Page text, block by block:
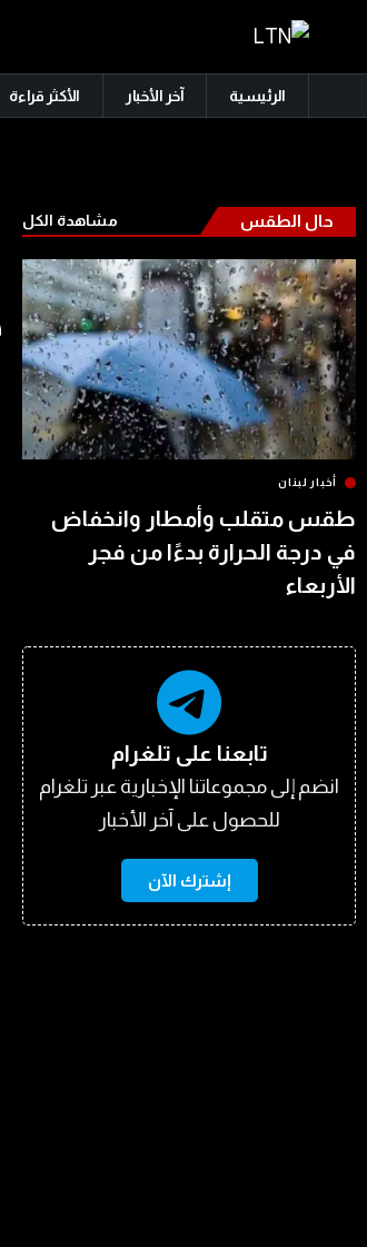
الرئيسية آخر الأخبار الأكثر قراءة
حال الطقس مشاهدة الكل
أخبار لبنان
طقس متقلب وأمطار وانخفاض
في درجة الحرارة بدءًا من فجر
الأربعاء
تابعنا على تلغرام
انضم إلى مجموعاتنا الإخبارية عبر تلغرام
للحصول على آخر الأخبار
إشترك الآن